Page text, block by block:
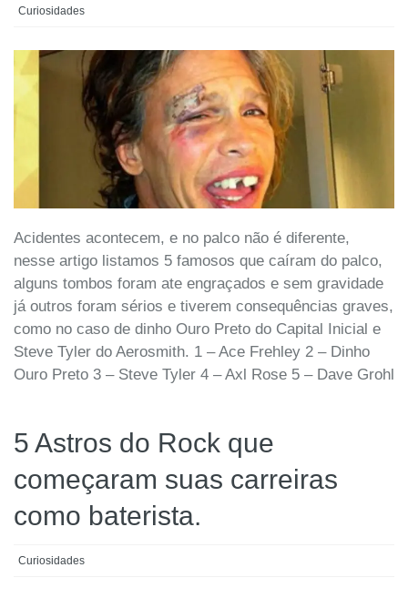
Curiosidades
Acidentes acontecem, e no palco não é diferente,
nesse artigo listamos 5 famosos que caíram do palco,
alguns tombos foram ate engraçados e sem gravidade
já outros foram sérios e tiverem consequências graves,
como no caso de dinho Ouro Preto do Capital Inicial e
Steve Tyler do Aerosmith. 1 – Ace Frehley 2 – Dinho
Ouro Preto 3 – Steve Tyler 4 – Axl Rose 5 – Dave Grohl
5 Astros do Rock que
começaram suas carreiras
como baterista.
Curiosidades